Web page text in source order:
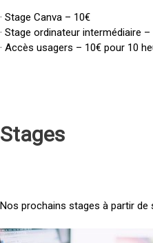
· Stage Canva – 10€
· Stage ordinateur intermédiaire –
· Accès usagers – 10€ pour 10
Stages
Nos prochains stages à partir de
<